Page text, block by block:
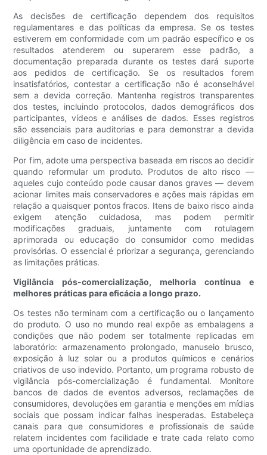
As decisões de certificação dependem dos requisitos
regulamentares e das políticas da empresa. Se os testes
estiverem em conformidade com um padrão específico e os
resultados atenderem ou superarem esse padrão, a
documentação preparada durante os testes dará suporte
aos pedidos de certificação. Se os resultados forem
insatisfatórios, contestar a certificação não é aconselhável
sem a devida correção. Mantenha registros transparentes
dos testes, incluindo protocolos, dados demográficos dos
participantes, vídeos e análises de dados. Esses registros
são essenciais para auditorias e para demonstrar a devida
diligência em caso de incidentes.
Por fim, adote uma perspectiva baseada em riscos ao decidir
quando reformular um produto. Produtos de alto risco —
aqueles cujo conteúdo pode causar danos graves — devem
acionar limites mais conservadores e ações mais rápidas em
relação a quaisquer pontos fracos. Itens de baixo risco ainda
exigem atenção cuidadosa, mas podem permitir
modificações graduais, juntamente com rotulagem
aprimorada ou educação do consumidor como medidas
provisórias. O essencial é priorizar a segurança, gerenciando
as limitações práticas.
Vigilância pós-comercialização, melhoria contínua e
melhores práticas para eficácia a longo prazo.
Os testes não terminam com a certificação ou o lançamento
do produto. O uso no mundo real expõe as embalagens a
condições que não podem ser totalmente replicadas em
laboratório: armazenamento prolongado, manuseio brusco,
exposição à luz solar ou a produtos químicos e cenários
criativos de uso indevido. Portanto, um programa robusto de
vigilância pós-comercialização é fundamental. Monitore
bancos de dados de eventos adversos, reclamações de
consumidores, devoluções em garantia e menções em mídias
sociais que possam indicar falhas inesperadas. Estabeleça
canais para que consumidores e profissionais de saúde
relatem incidentes com facilidade e trate cada relato como
uma oportunidade de aprendizado.